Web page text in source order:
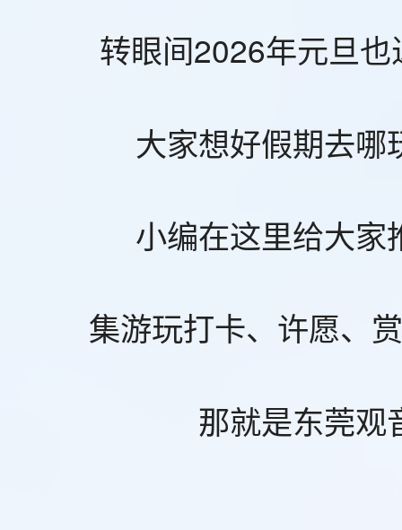
转眼间2026年元旦
大家想好假期去哪
小编在这里给大家
集游玩打卡、许愿、
那就是东莞观